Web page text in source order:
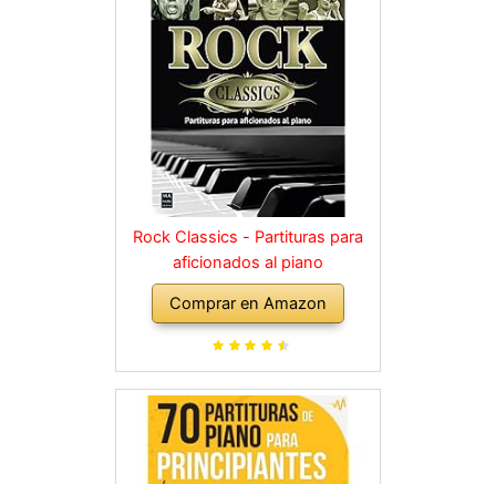
Rock Classics - Partituras para
aficionados al piano
Comprar en Amazon